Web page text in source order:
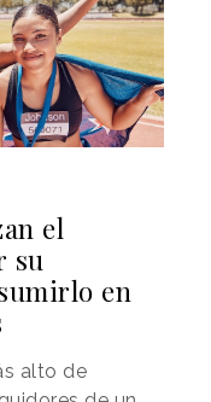
el
su
en
alto de